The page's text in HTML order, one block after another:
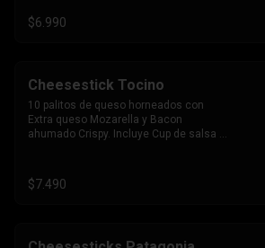
$6.990
Cheesestick Tocino
10 palitos de queso horneados con
Extra queso Mozarella y Bacon
ahumado Crispy. Incluye Cup de salsa
$7.490